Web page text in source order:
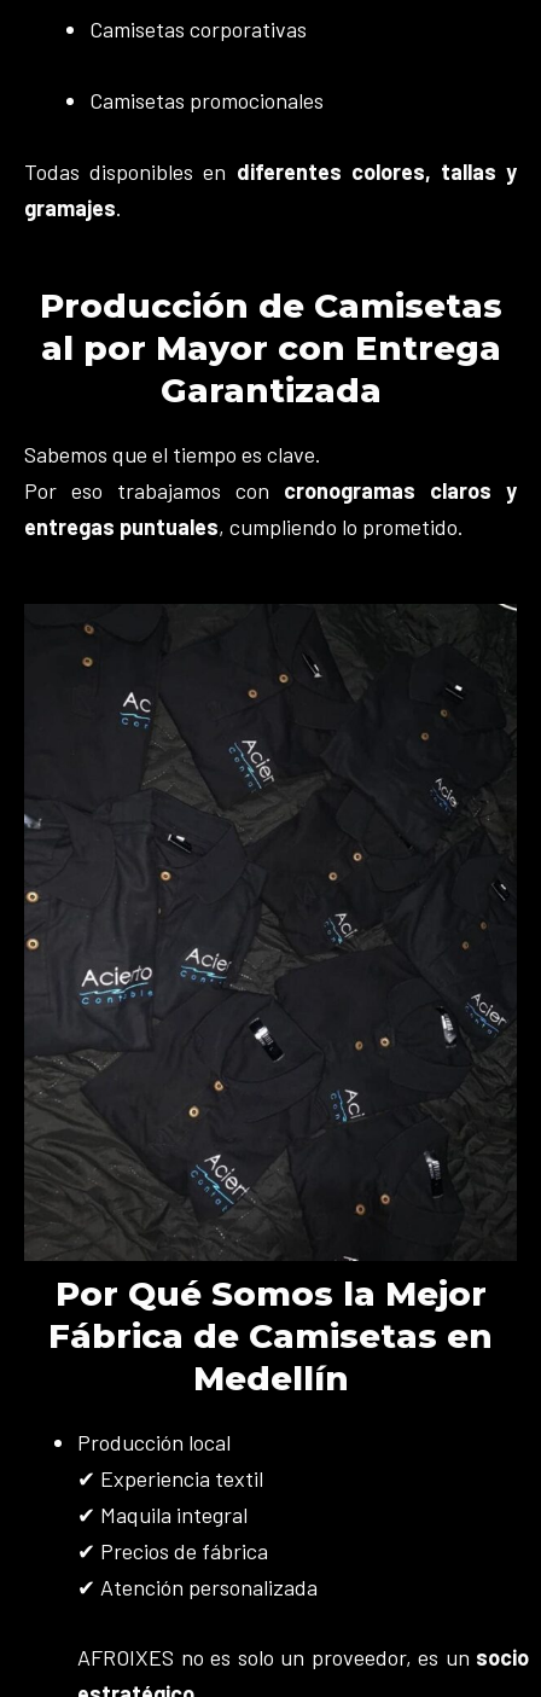
Camisetas corporativas
Camisetas promocionales
Todas disponibles en diferentes colores, tallas y
gramajes.
Producción de Camisetas
al por Mayor con Entrega
Garantizada
Sabemos que el tiempo es clave.
Por eso trabajamos con cronogramas claros y
entregas puntuales, cumpliendo lo prometido.
Por Qué Somos la Mejor
Fábrica de Camisetas en
Medellín
Producción local
✔ Experiencia textil
✔ Maquila integral
✔ Precios de fábrica
✔ Atención personalizada
AFROIXES no es solo un proveedor, es un socio